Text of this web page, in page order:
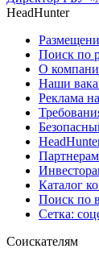
HeadHunter
Поиск по
О
Наши
Реклама
Партнерам
Каталог
Поиск по
Сетка:
Соискателям